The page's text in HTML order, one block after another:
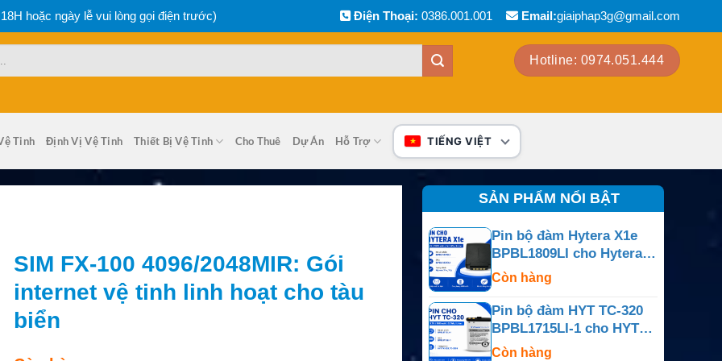
hoặc ngày lễ vui lòng gọi điện trước) Điện Thoại: 0386.001.001 Email:giaiphap3g@gmail.com
Hotline: 0974.051.444
Tinh Định Vị Vệ Tinh Thiết Bị Vệ Tinh Cho Thuê Dự Án Hỗ Trợ TIẾNG VIỆT
SIM FX-100 4096/2048MIR: Gói
internet vệ tinh linh hoạt cho tàu
biển
SẢN PHẨM NỔI BẬT
Pin bộ đàm Hytera X1e
BPBL1809LI cho Hytera
X1e
Còn hàng
Pin bộ đàm HYT TC-320
BPBL1715LI-1 cho HYT
TC-320
Còn hàng